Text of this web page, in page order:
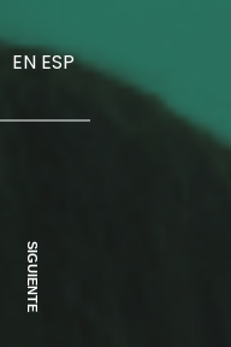
EN ESP
SIGUIENTE